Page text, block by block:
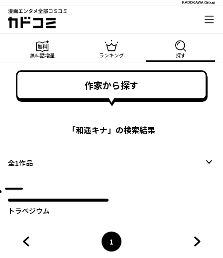
漫画エンタメ全部コミコミ
カドコミ
無料話増量 ランキング 探す
作家から探す
「和遥キナ」の検索結果
全1作品
トラペジウム
ページ
1
へ